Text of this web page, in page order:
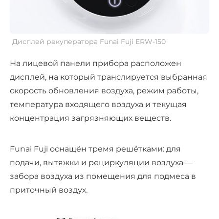
Дисплей рекуператора Funai Fuji ERW-150
На лицевой панели прибора расположен
дисплей, на который транслируется выбранная
скорость обновления воздуха, режим работы,
температура входящего воздуха и текущая
концентрация загрязняющих веществ.
Funai Fuji оснащён тремя решётками: для
подачи, вытяжки и рециркуляции воздуха —
забора воздуха из помещения для подмеса в
приточный воздух.